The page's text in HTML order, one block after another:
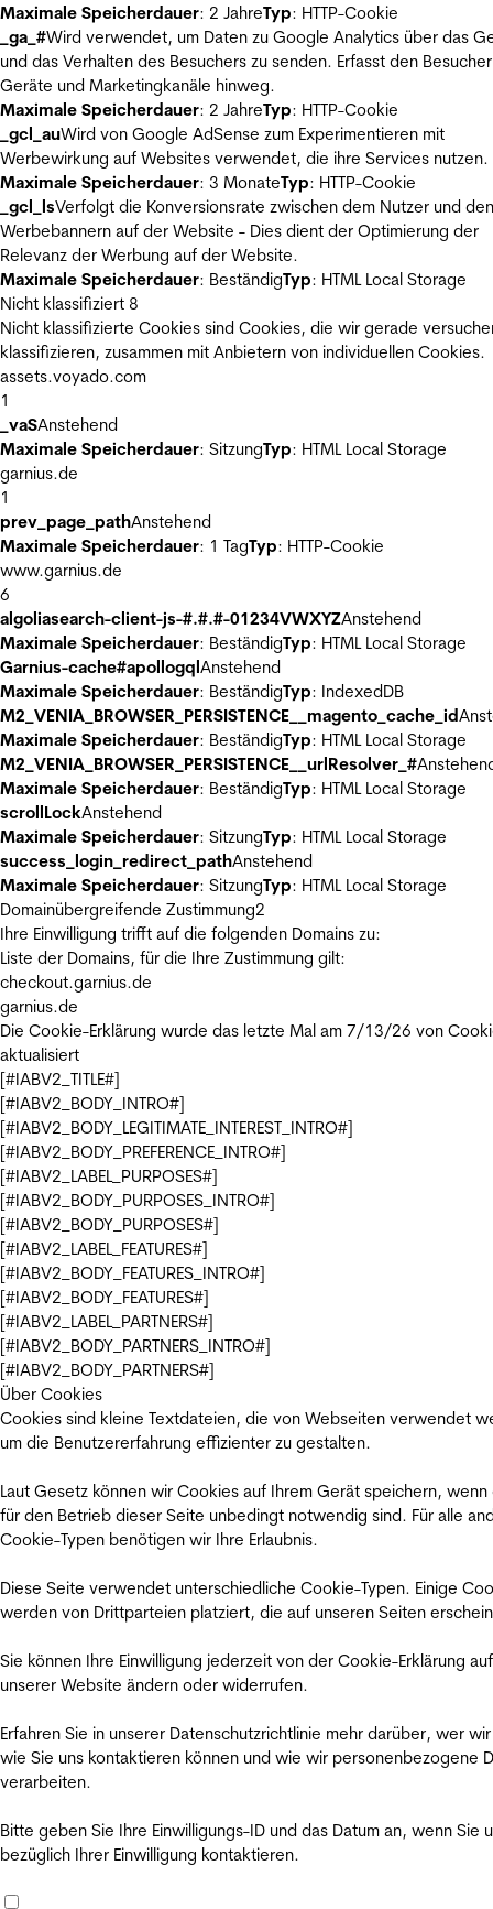
Maximale Speicherdauer: 2 JahreTyp: HTTP-Cookie
_ga_#Wird verwendet, um Daten zu Google Analytics über das
und das Verhalten des Besuchers zu senden. Erfasst den
Geräte und Marketingkanäle hinweg.
Maximale Speicherdauer: 2 JahreTyp: HTTP-Cookie
_gcl_auWird von Google AdSense zum Experimentieren mit
Werbewirkung auf Websites verwendet, die ihre Services nutzen.
Maximale Speicherdauer: 3 MonateTyp: HTTP-Cookie
_gcl_lsVerfolgt die Konversionsrate zwischen dem Nutzer und den
Werbebannern auf der Website - Dies dient der Optimierung der
Relevanz der Werbung auf der Website.
Maximale Speicherdauer: BeständigTyp: HTML Local Storage
Nicht klassifiziert 8
Nicht klassifizierte Cookies sind Cookies, die wir gerade
klassifizieren, zusammen mit Anbietern von individuellen Cookies.
assets.voyado.com
1
_vaSAnstehend
Maximale Speicherdauer: SitzungTyp: HTML Local Storage
garnius.de
1
prev_page_pathAnstehend
Maximale Speicherdauer: 1 TagTyp: HTTP-Cookie
www.garnius.de
6
algoliasearch-client-js-#.#.#-01234VWXYZAnstehend
Maximale Speicherdauer: BeständigTyp: HTML Local Storage
Garnius-cache#apollogqlAnstehend
Maximale Speicherdauer: BeständigTyp: IndexedDB
M2_VENIA_BROWSER_PERSISTENCE__magento_cache_id
Maximale Speicherdauer: BeständigTyp: HTML Local Storage
M2_VENIA_BROWSER_PERSISTENCE__urlResolver_#
Maximale Speicherdauer: BeständigTyp: HTML Local Storage
scrollLockAnstehend
Maximale Speicherdauer: SitzungTyp: HTML Local Storage
success_login_redirect_pathAnstehend
Maximale Speicherdauer: SitzungTyp: HTML Local Storage
Domainübergreifende Zustimmung2
Ihre Einwilligung trifft auf die folgenden Domains zu:
Liste der Domains, für die Ihre Zustimmung gilt:
checkout.garnius.de
garnius.de
Die Cookie-Erklärung wurde das letzte Mal am 7/13/26 von
aktualisiert
[#IABV2_TITLE#]
[#IABV2_BODY_INTRO#]
[#IABV2_BODY_LEGITIMATE_INTEREST_INTRO#]
[#IABV2_BODY_PREFERENCE_INTRO#]
[#IABV2_LABEL_PURPOSES#]
[#IABV2_BODY_PURPOSES_INTRO#]
[#IABV2_BODY_PURPOSES#]
[#IABV2_LABEL_FEATURES#]
[#IABV2_BODY_FEATURES_INTRO#]
[#IABV2_BODY_FEATURES#]
[#IABV2_LABEL_PARTNERS#]
[#IABV2_BODY_PARTNERS_INTRO#]
[#IABV2_BODY_PARTNERS#]
Über Cookies
Cookies sind kleine Textdateien, die von Webseiten verwendet
um die Benutzererfahrung effizienter zu gestalten.
Laut Gesetz können wir Cookies auf Ihrem Gerät speichern, wenn
für den Betrieb dieser Seite unbedingt notwendig sind. Für alle
Cookie-Typen benötigen wir Ihre Erlaubnis.
Diese Seite verwendet unterschiedliche Cookie-Typen. Einige
werden von Drittparteien platziert, die auf unseren Seiten
Sie können Ihre Einwilligung jederzeit von der Cookie-Erklärung auf
unserer Website ändern oder widerrufen.
Erfahren Sie in unserer Datenschutzrichtlinie mehr darüber, wer
wie Sie uns kontaktieren können und wie wir personenbezogene
verarbeiten.
Bitte geben Sie Ihre Einwilligungs-ID und das Datum an, wenn Sie
bezüglich Ihrer Einwilligung kontaktieren.